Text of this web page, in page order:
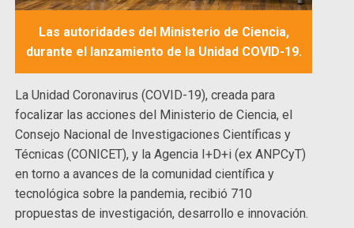
Las autoridades del Ministerio de Ciencia,
durante el lanzamiento de la Unidad COVID-19.
La Unidad Coronavirus (COVID-19), creada para
focalizar las acciones del Ministerio de Ciencia, el
Consejo Nacional de Investigaciones Científicas y
Técnicas (CONICET), y la Agencia I+D+i (ex ANPCyT)
en torno a avances de la comunidad científica y
tecnológica sobre la pandemia, recibió 710
propuestas de investigación, desarrollo e innovación.